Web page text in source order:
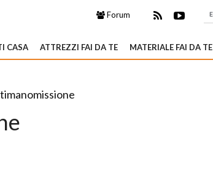
Forum
CASA ATTREZZI FAI DA TE MATERIALE FAI DA TE